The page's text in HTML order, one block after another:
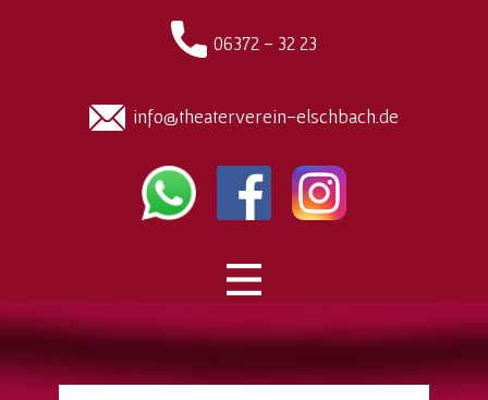
06372 - 32 23
info@theaterverein-elschbach.de